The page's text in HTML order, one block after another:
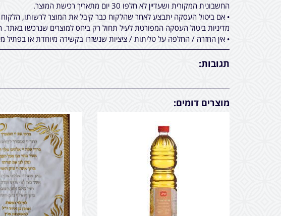
החשבונית המקורית ושעדיין לא חלפו 30 יום מתאריך רכישת המוצר.
• אם ביטול העסקה יתבצע לאחר שהלקוח כבר קיבל את המוצר לרשותו,
מדיניות ביטול העסקה המפורטת לעיל תחול רק ביחס למוצרים שנרכשו
• אין החזרה / החלפה על טליתות / ציציות שנשזרו בקשירה מיוחדת או בפתיל
תגובות:
מוצרים דומים: